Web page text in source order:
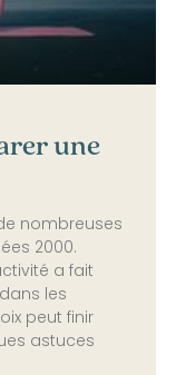
une
nombreuses
2000.
a fait
les
peut finir
astuces